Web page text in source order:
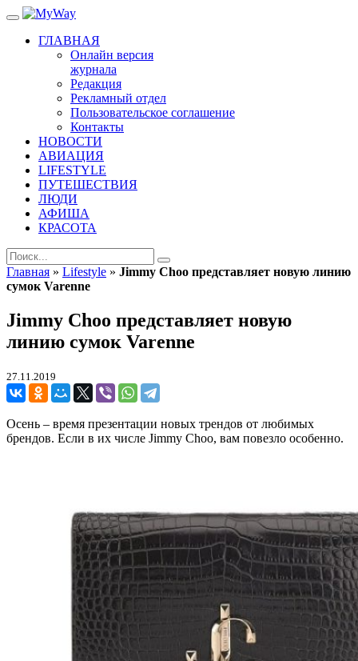
ГЛАВНАЯ
Онлайн версия
журнала
Редакция
Рекламный отдел
Пользовательское соглашение
Контакты
НОВОСТИ
АВИАЦИЯ
LIFESTYLE
ПУТЕШЕСТВИЯ
ЛЮДИ
АФИША
КРАСОТА
Главная » Lifestyle » Jimmy Choo представляет новую линию
сумок Varenne
Jimmy Choo представляет новую
линию сумок Varenne
27.11.2019
Осень – время презентации новых трендов от любимых
брендов. Если в их числе Jimmy Choo, вам повезло особенно.